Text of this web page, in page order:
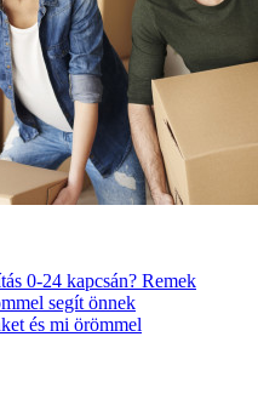
0-24 kapcsán? Remek
segít önnek
és mi örömmel